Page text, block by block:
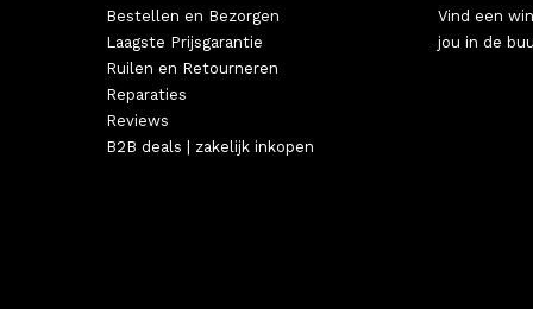
Bestellen en Bezorgen
Laagste Prijsgarantie
Ruilen en Retourneren
Reparaties
Reviews
B2B deals | zakelijk inkopen
Vind een
jou in de